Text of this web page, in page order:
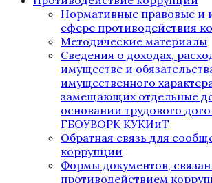
Нормативные правовые и
сфере противодействия
Методические материалы
Сведения о доходах,
имуществе и
имущественного
замещающих отдельные
основании трудового
ГБОУВОРК КУКИиТ
Обратная связь для
коррупции
Формы документов,
противодействием